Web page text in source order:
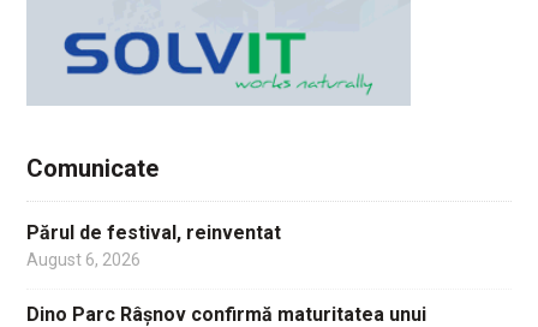
Comunicate
Părul de festival, reinventat
August 6, 2026
Dino Parc Râșnov confirmă maturitatea unui